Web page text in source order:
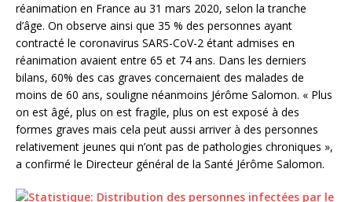
réanimation en France au 31 mars 2020, selon la tranche
d’âge. On observe ainsi que 35 % des personnes ayant
contracté le coronavirus SARS-CoV-2 étant admises en
réanimation avaient entre 65 et 74 ans. Dans les derniers
bilans, 60% des cas graves concernaient des malades de
moins de 60 ans, souligne néanmoins Jérôme Salomon. « Plus
on est âgé, plus on est fragile, plus on est exposé à des
formes graves mais cela peut aussi arriver à des personnes
relativement jeunes qui n’ont pas de pathologies chroniques »,
a confirmé le Directeur général de la Santé Jérôme Salomon.